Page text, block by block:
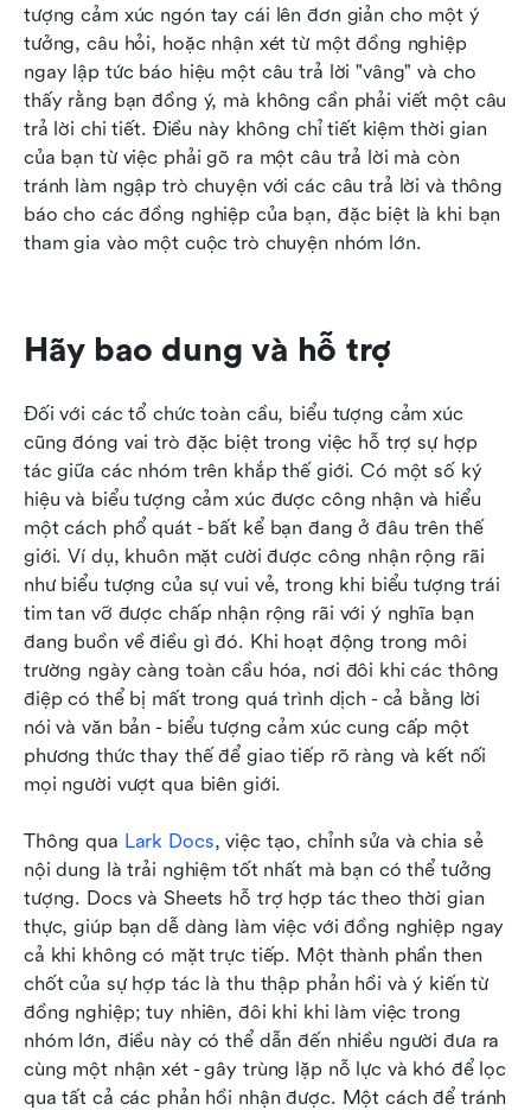
tượng cảm xúc ngón tay cái lên đơn giản cho một ý
tưởng, câu hỏi, hoặc nhận xét từ một đồng nghiệp
ngay lập tức báo hiệu một câu trả lời "vâng" và cho
thấy rằng bạn đồng ý, mà không cần phải viết một câu
trả lời chi tiết. Điều này không chỉ tiết kiệm thời gian
của bạn từ việc phải gõ ra một câu trả lời mà còn
tránh làm ngập trò chuyện với các câu trả lời và thông
báo cho các đồng nghiệp của bạn, đặc biệt là khi bạn
tham gia vào một cuộc trò chuyện nhóm lớn.
Hãy bao dung và hỗ trợ
Đối với các tổ chức toàn cầu, biểu tượng cảm xúc
cũng đóng vai trò đặc biệt trong việc hỗ trợ sự hợp
tác giữa các nhóm trên khắp thế giới. Có một số ký
hiệu và biểu tượng cảm xúc được công nhận và hiểu
một cách phổ quát - bất kể bạn đang ở đâu trên thế
giới. Ví dụ, khuôn mặt cười được công nhận rộng rãi
như biểu tượng của sự vui vẻ, trong khi biểu tượng trái
tim tan vỡ được chấp nhận rộng rãi với ý nghĩa bạn
đang buồn về điều gì đó. Khi hoạt động trong môi
trường ngày càng toàn cầu hóa, nơi đôi khi các thông
điệp có thể bị mất trong quá trình dịch - cả bằng lời
nói và văn bản - biểu tượng cảm xúc cung cấp một
phương thức thay thế để giao tiếp rõ ràng và kết nối
mọi người vượt qua biên giới.
Thông qua Lark Docs, việc tạo, chỉnh sửa và chia sẻ
nội dung là trải nghiệm tốt nhất mà bạn có thể tưởng
tượng. Docs và Sheets hỗ trợ hợp tác theo thời gian
thực, giúp bạn dễ dàng làm việc với đồng nghiệp ngay
cả khi không có mặt trực tiếp. Một thành phần then
chốt của sự hợp tác là thu thập phản hồi và ý kiến từ
đồng nghiệp; tuy nhiên, đôi khi khi làm việc trong
nhóm lớn, điều này có thể dẫn đến nhiều người đưa ra
cùng một nhận xét - gây trùng lặp nỗ lực và khó để lọc
qua tất cả các phản hồi nhận được. Một cách để tránh